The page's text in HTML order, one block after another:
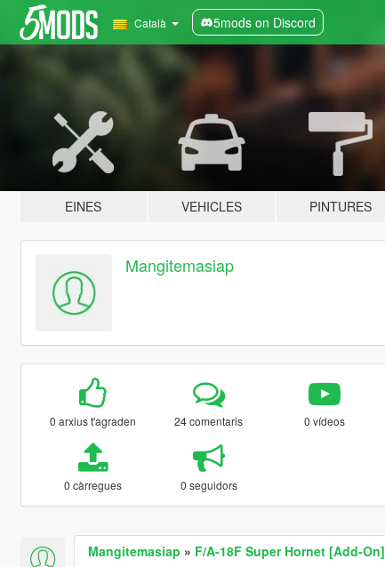
Català 5mods on Discord
EINES VEHICLES PINTURES
Mangitemasiap
0 arxius t'agraden 24 comentaris 0 vídeos
0 càrregues 0 seguidors
Mangitemasiap » F/A-18F Super Hornet [Add-On]